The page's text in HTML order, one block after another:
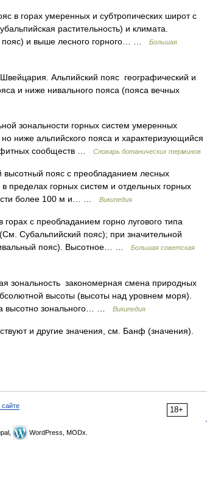
умеренных и субтропических широт с
растительность) и климата.
пояс) и выше лесного горного… …
Большая
Альпийский пояс географический и
и ниже нивального пояса (пояса вечных
зональности горных систем умеренных
ниже альпийского пояса и характеризующийся
сообществ …
Словарь ботанических терминов
пояс с преобладанием лесных
горных систем и отдельных горных
более 100 м и… …
Википедия
с преобладанием горно лугового типа
Субальпийский пояс); при значительной
пояс). Высотное… …
Большая советская
зональность закономерная смена природных
высоты (высоты над уровнем моря).
высотно зонального… …
Википедия
и другие значения, см. Банф (значения).
18+
WordPress, MODx.